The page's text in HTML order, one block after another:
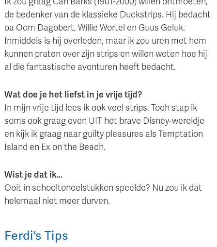
de bedenker van de klassieke Duckstrips. Hij bedacht
oa Oom Dagobert, Willie Wortel en Guus Geluk.
Inmiddels is hij overleden, maar ik zou uren met hem
kunnen praten over zijn strips en willen weten hoe hij
al die fantastische avonturen heeft bedacht.
Wat doe je het liefst in je vrije tijd?
In mijn vrije tijd lees ik ook veel strips. Toch stap ik
soms ook graag even UIT het brave Disney-wereldje
en kijk ik graag naar guilty pleasures als Temptation
Island en Ex on the Beach.
Wist je dat ik…
Ooit in schooltoneelstukken speelde? Nu zou ik dat
helemaal niet meer durven.
Ferdi's Tips